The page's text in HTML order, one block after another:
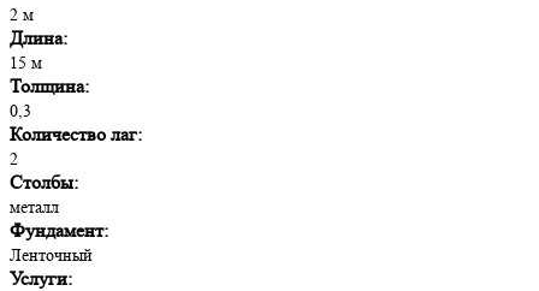
2 м
Длина:
15 м
Толщина:
0,3
Количество лаг:
2
Столбы:
металл
Фундамент:
Ленточный
Услуги: